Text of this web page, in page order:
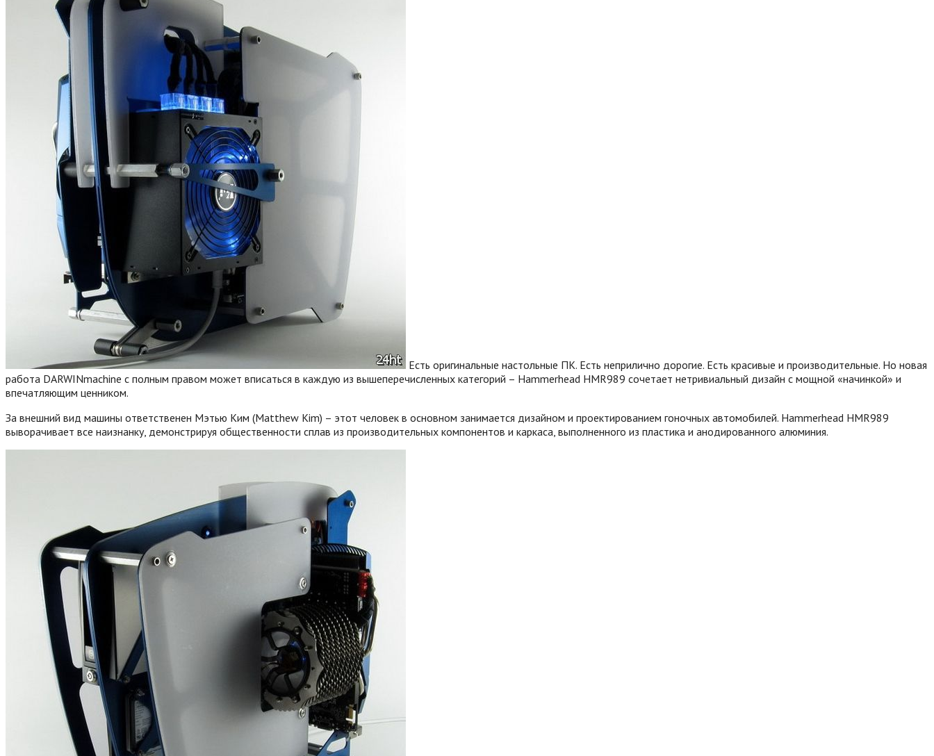
Есть оригинальные настольные ПК. Есть неприлично дорогие. Есть красивые и производительные. Но новая
работа DARWINmachine с полным правом может вписаться в каждую из вышеперечисленных категорий – Hammerhead HMR989 сочетает нетривиальный дизайн с мощной «начинкой» и
впечатляющим ценником.
За внешний вид машины ответственен Мэтью Ким (Matthew Kim) – этот человек в основном занимается дизайном и проектированием гоночных автомобилей. Hammerhead HMR989
выворачивает все наизнанку, демонстрируя общественности сплав из производительных компонентов и каркаса, выполненного из пластика и анодированного алюминия.